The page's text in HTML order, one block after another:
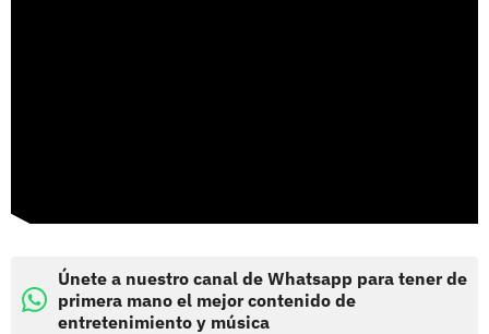
Únete a nuestro canal de Whatsapp para tener de
primera mano el mejor contenido de
entretenimiento y música